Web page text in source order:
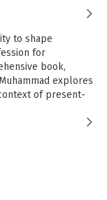
to shape
for
book,
explores
of present-
process.
19 pandemic